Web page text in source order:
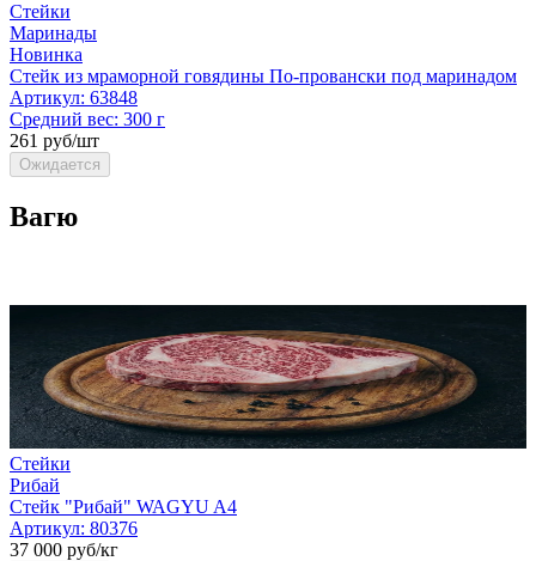
Стейки
Маринады
Новинка
Стейк из мраморной говядины По-провански под маринадом
Артикул: 63848
Средний вес: 300 г
261 руб/шт
Ожидается
Вагю
Стейки
Рибай
Стейк "Рибай" WAGYU A4
Артикул: 80376
37 000 руб/кг